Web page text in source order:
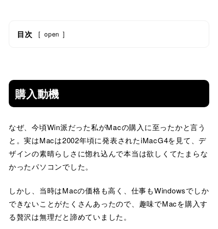
目次 [ open ]
購入動機
なぜ、今頃Win派だった私がMacの購入に至ったかと言う
と。実はMacは2002年頃に発表されたiMacG4を見て、デ
ザインの素晴らしさに惚れ込んで本当は欲しくてたまらな
かったパソコンでした。
しかし、当時はMacの価格も高く、仕事もWindowsでしか
できないことがたくさんあったので、趣味でMacを購入す
る贅沢は無理だと諦めていました。